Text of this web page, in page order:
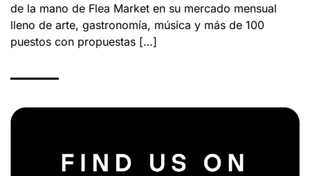
de la mano de Flea Market en su mercado mensual
lleno de arte, gastronomía, música y más de 100
puestos con propuestas […]